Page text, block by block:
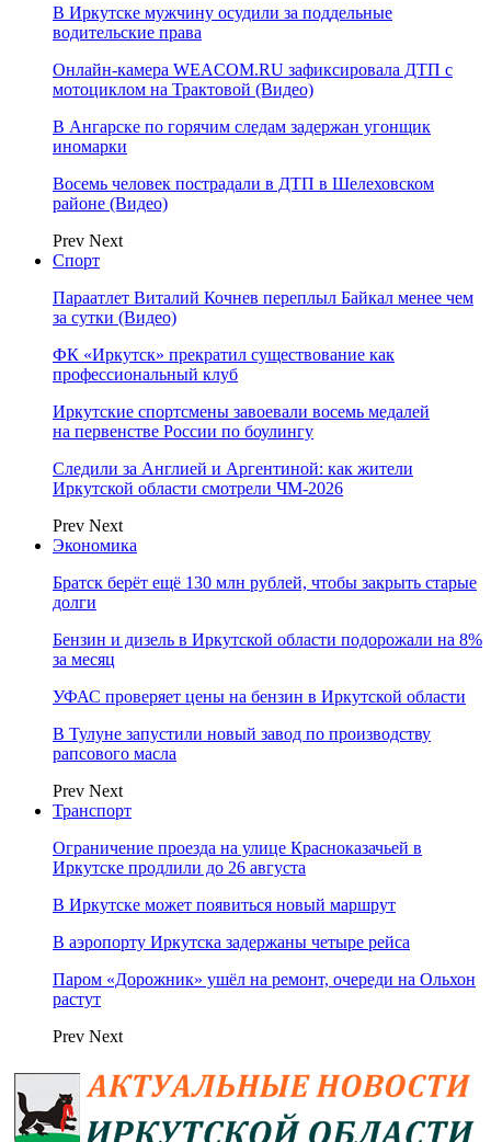
В Иркутске мужчину осудили за поддельные
водительские права
Онлайн-камера WEACOM.RU зафиксировала ДТП с
мотоциклом на Трактовой (Видео)
В Ангарске по горячим следам задержан угонщик
иномарки
Восемь человек пострадали в ДТП в Шелеховском
районе (Видео)
Prev Next
Спорт
Параатлет Виталий Кочнев переплыл Байкал менее чем
за сутки (Видео)
ФК «Иркутск» прекратил существование как
профессиональный клуб
Иркутские спортсмены завоевали восемь медалей
на первенстве России по боулингу
Следили за Англией и Аргентиной: как жители
Иркутской области смотрели ЧМ-2026
Prev Next
Экономика
Братск берёт ещё 130 млн рублей, чтобы закрыть старые
долги
Бензин и дизель в Иркутской области подорожали на 8%
за месяц
УФАС проверяет цены на бензин в Иркутской области
В Тулуне запустили новый завод по производству
рапсового масла
Prev Next
Транспорт
Ограничение проезда на улице Красноказачьей в
Иркутске продлили до 26 августа
В Иркутске может появиться новый маршрут
В аэропорту Иркутска задержаны четыре рейса
Паром «Дорожник» ушёл на ремонт, очереди на Ольхон
растут
Prev Next